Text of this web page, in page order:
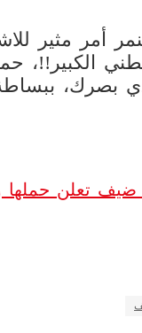
أمر مثير
الكبير!!،
بصرك،
تعلن حملها